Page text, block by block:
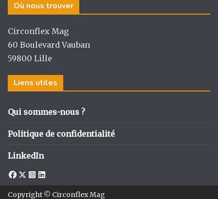
Où nous trouver
Circonflex Mag
60 Boulevard Vauban
59800 Lille
Liens utiles
Qui sommes-nous ?
Politique de confidentialité
LinkedIn
Copyright © Circonflex Mag